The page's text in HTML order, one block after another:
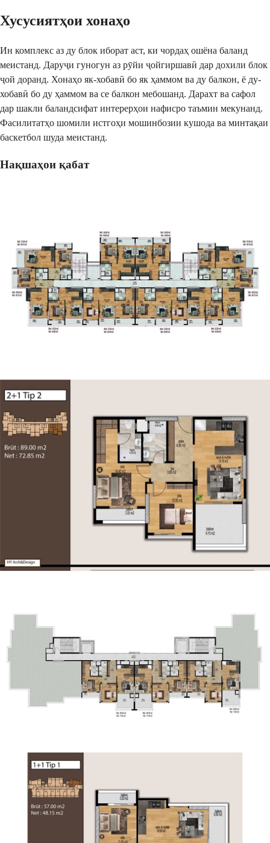
Хусусиятҳои хонаҳо
Ин комплекс аз ду блок иборат аст, ки чордаҳ ошёна баланд
меистанд. Даруҷи гуногун аз рӯйи ҷойгиршавӣ дар дохили блок
ҷой доранд. Хонаҳо як-хобавӣ бо як ҳаммом ва ду балкон, ё ду-
хобавӣ бо ду ҳаммом ва се балкон мебошанд. Дарахт ва сафол
дар шакли баландсифат интерерҳои нафисро таъмин мекунанд.
Фасилитатҳо шомили истгоҳи мошинбозии кушода ва минтақаи
баскетбол шуда меистанд.
Нақшаҳои қабат